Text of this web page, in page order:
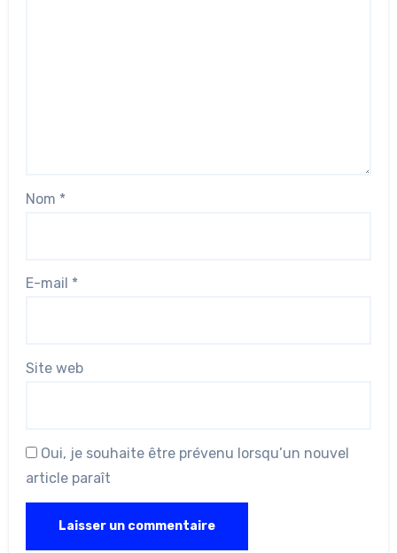
Nom *
E-mail *
Site web
Oui, je souhaite être prévenu lorsqu’un nouvel
article paraît